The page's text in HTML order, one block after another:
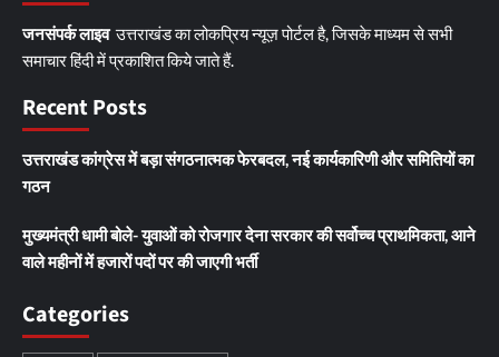
जनसंपर्क लाइवउत्तराखंड का लोकप्रिय न्यूज़ पोर्टल है, जिसके माध्यम से सभी
समाचार हिंदी में प्रकाशित किये जाते हैं.
Recent Posts
उत्तराखंड कांग्रेस में बड़ा संगठनात्मक फेरबदल, नई कार्यकारिणी और समितियों का
गठन
मुख्यमंत्री धामी बोले- युवाओं को रोजगार देना सरकार की सर्वोच्च प्राथमिकता, आने
वाले महीनों में हजारों पदों पर की जाएगी भर्ती
Categories